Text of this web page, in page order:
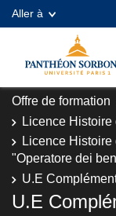
Aller à
Offre de formation
Licence
Licence
"Operatore dei
U.E
U.E